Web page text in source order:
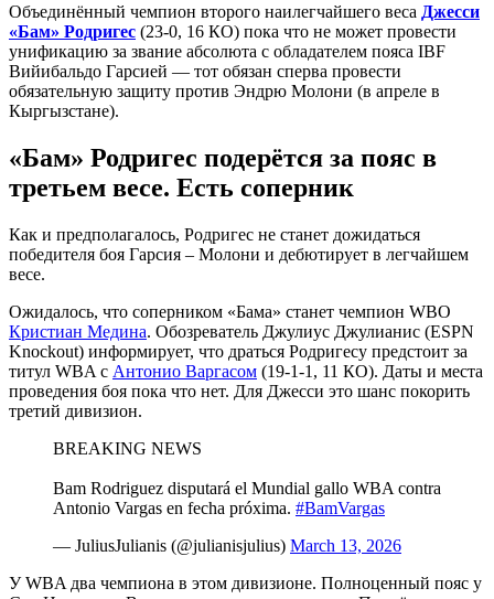
Объединённый чемпион второго наилегчайшего веса Джесси
«Бам» Родригес (23-0, 16 КО) пока что не может провести
унификацию за звание абсолюта с обладателем пояса IBF
Вийибальдо Гарсией — тот обязан сперва провести
обязательную защиту против Эндрю Молони (в апреле в
Кыргызстане).
«Бам» Родригес подерётся за пояс в
третьем весе. Есть соперник
Как и предполагалось, Родригес не станет дожидаться
победителя боя Гарсия – Молони и дебютирует в легчайшем
весе.
Ожидалось, что соперником «Бама» станет чемпион WBO
Кристиан Медина. Обозреватель Джулиус Джулианис (ESPN
Knockout) информирует, что драться Родригесу предстоит за
титул WBA с Антонио Варгасом (19-1-1, 11 КО). Даты и места
проведения боя пока что нет. Для Джесси это шанс покорить
третий дивизион.
BREAKING NEWS
Bam Rodriguez disputará el Mundial gallo WBA contra
Antonio Vargas en fecha próxima. #BamVargas
— JuliusJulianis (@julianisjulius) March 13, 2026
У WBA два чемпиона в этом дивизионе. Полноценный пояс у